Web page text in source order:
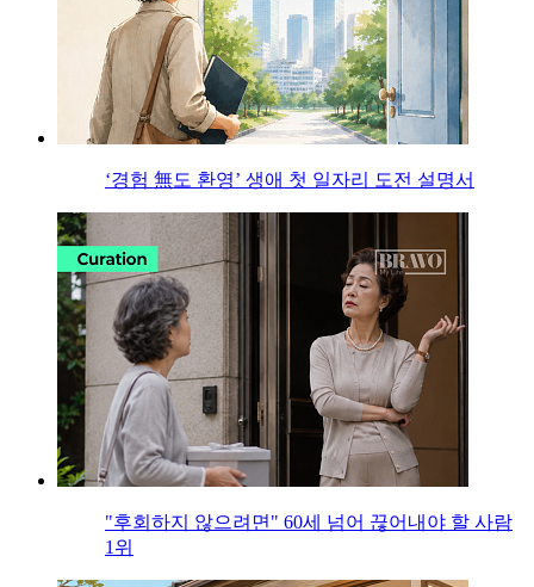
‘경험 無도 환영’ 생애 첫 일자리 도전 설명서
"후회하지 않으려면" 60세 넘어 끊어내야 할 사람
1위